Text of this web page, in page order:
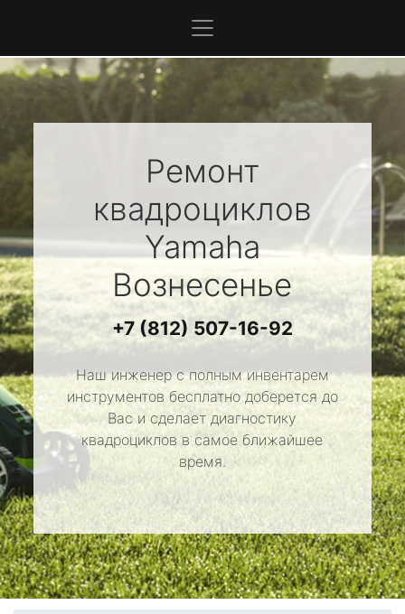
Ремонт
квадроциклов
Yamaha
Вознесенье
+7 (812) 507-16-92
Наш инженер с полным инвентарем
инструментов бесплатно доберется до
Вас и сделает диагностику
квадроциклов в самое ближайшее
время.